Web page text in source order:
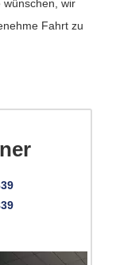
wünschen, wir
Fahrt zu